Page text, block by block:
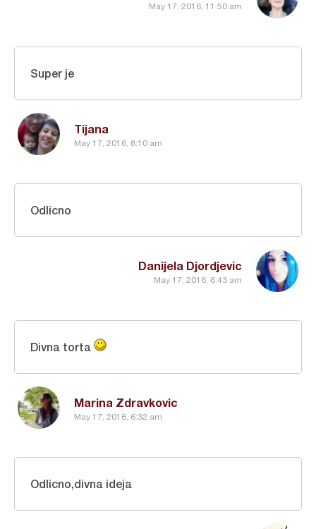
May 17, 2016, 11:50 am
Tijana
May 17, 2016, 8:10 am
Super je
Danijela Djordjevic
May 17, 2016, 6:43 am
Odlicno
Marina Zdravkovic
May 17, 2016, 6:32 am
Divna torta
Odlicno,divna ideja